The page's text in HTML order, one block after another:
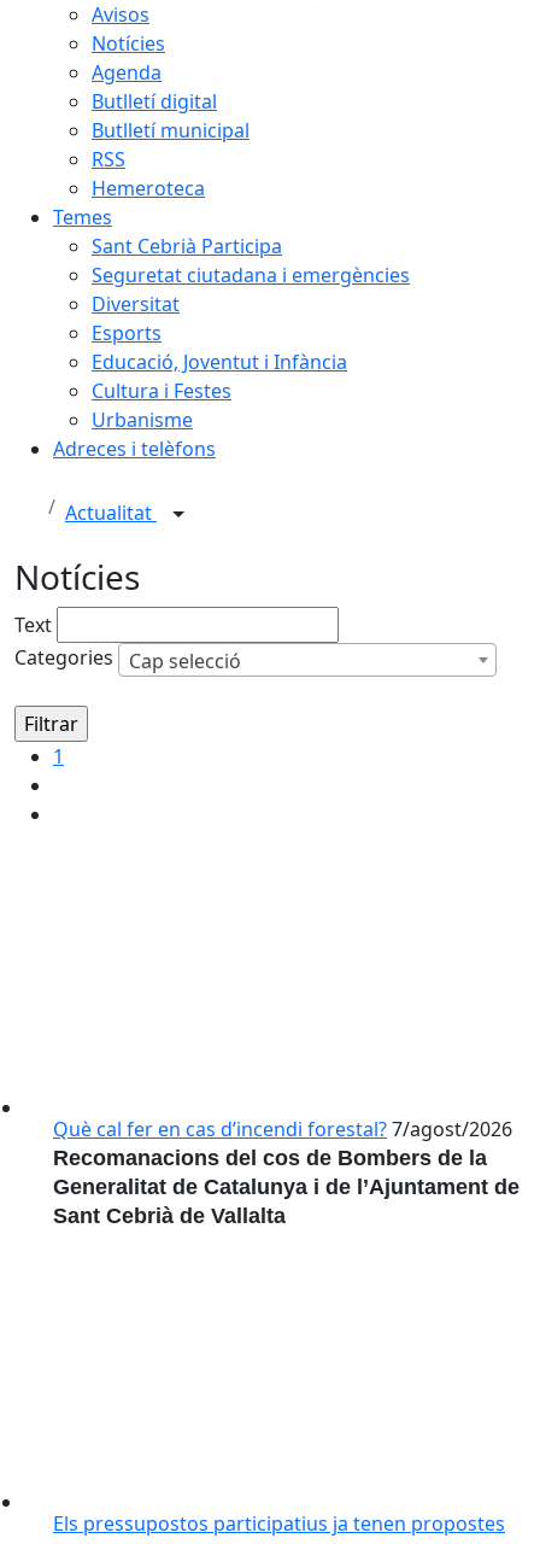
Avisos
Notícies
Agenda
Butlletí digital
Butlletí municipal
RSS
Hemeroteca
Temes
Sant Cebrià Participa
Seguretat ciutadana i emergències
Diversitat
Esports
Educació, Joventut i Infància
Cultura i Festes
Urbanisme
Adreces i telèfons
Actualitat
Notícies
Text
Categories
Cap selecció
1
Què cal fer en cas d’incendi forestal?7/agost/2026
Recomanacions del cos de Bombers de la
Generalitat de Catalunya i de l’Ajuntament de
Sant Cebrià de Vallalta
Els pressupostos participatius ja tenen propostes